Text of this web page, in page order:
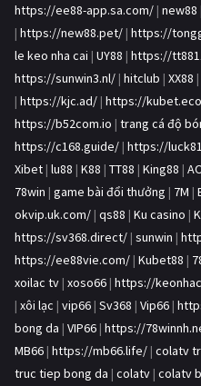
https://ee88-app.sa.com/ | new88
| https://new88.pet/ | https://
le keo nha cai | UY88 | https://
https://sunwin3.nl/ | hitclub | XX88 |
| https://kjc.ad/ | https://
https://b52com.io | trang cá độ
https://c168.guide/ | https://
Xibet | lu88 | K88 | TT88 | King88 |
78win | game bài đổi thưởng | 7M |
okvip.uk.com/ | qs88 | Ku casino |
https://sv368.direct/ | sunwin |
https://ee88vie.com/ | Kubet88 |
xoilac tv | xoso66 | https://
| xôi lạc | vip66 | Sv368 | Vip66 |
bong da | VIP66 | https://
MB66 | https://mb66.life/ | colatv
truc tiep bong da | colatv | colatv